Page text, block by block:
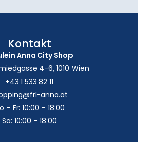
Kontakt
Anna City Shop
4-6, 1010 Wien
+43 1 533 82 11
anna.at
– Fr: 10:00 – 18:00
Sa: 10:00 – 18:00